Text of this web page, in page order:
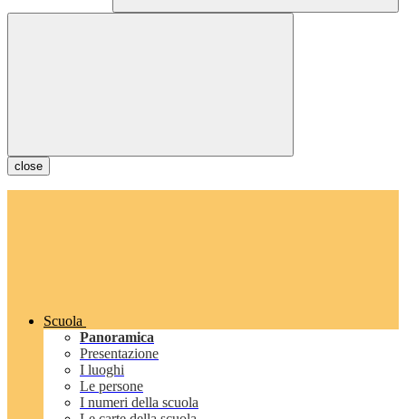
close
Scuola
Panoramica
Presentazione
I luoghi
Le persone
I numeri della scuola